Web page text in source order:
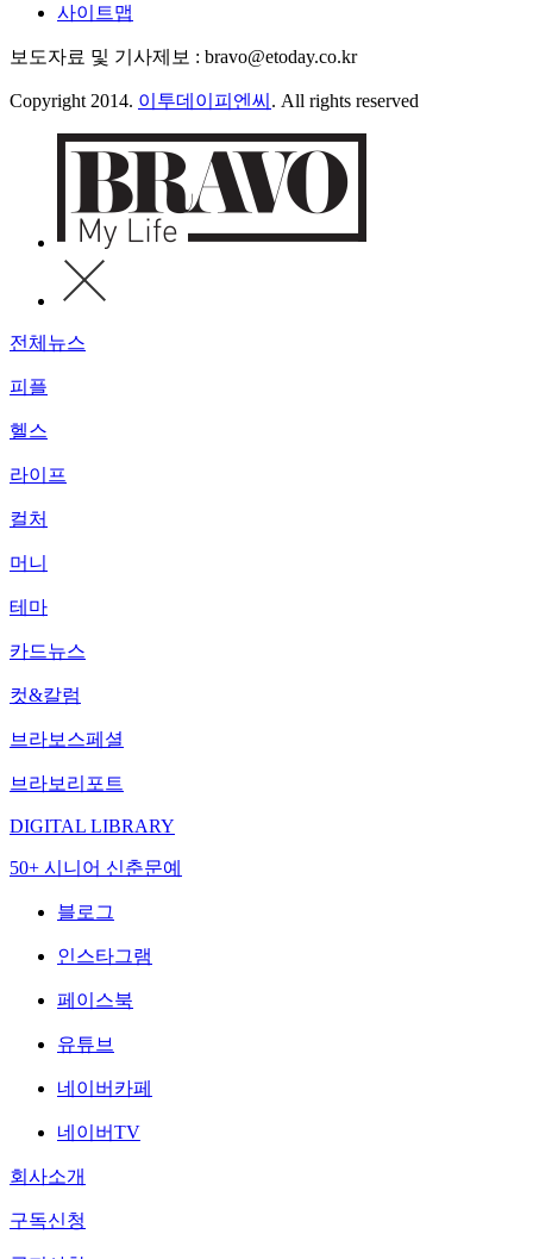
사이트맵
보도자료 및 기사제보 : bravo@etoday.co.kr
Copyright 2014. 이투데이피엔씨 . All rights reserved
전체뉴스
피플
헬스
라이프
컬처
머니
테마
카드뉴스
컷&칼럼
브라보스페셜
브라보리포트
DIGITAL LIBRARY
50+ 시니어 신춘문예
블로그
인스타그램
페이스북
유튜브
네이버카페
네이버TV
회사소개
구독신청